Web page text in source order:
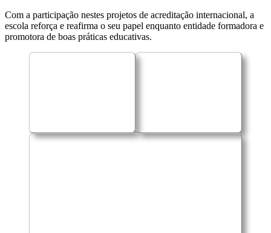
Com a participação nestes projetos de acreditação internacional, a
escola reforça e reafirma o seu papel enquanto entidade formadora e
promotora de boas práticas educativas.